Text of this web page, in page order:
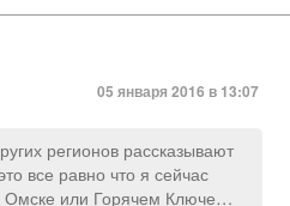
05 января 2016 в 13:07
регионов рассказывают
все равно что я сейчас
Омске или Горячем Ключе…